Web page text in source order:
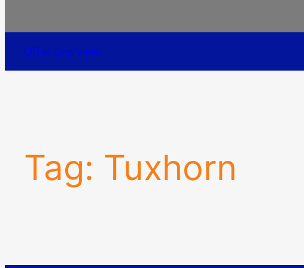
Offer overview
Tag: Tuxhorn